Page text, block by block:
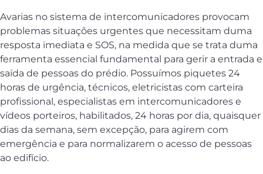
Avarias no sistema de intercomunicadores provocam
problemas situações urgentes que necessitam duma
resposta imediata e SOS, na medida que se trata duma
ferramenta essencial fundamental para gerir a entrada e
saída de pessoas do prédio. Possuímos piquetes 24
horas de urgência, técnicos, eletricistas com carteira
profissional, especialistas em intercomunicadores e
vídeos porteiros, habilitados, 24 horas por dia, quaisquer
dias da semana, sem excepção, para agirem com
emergência e para normalizarem o acesso de pessoas
ao edifício.